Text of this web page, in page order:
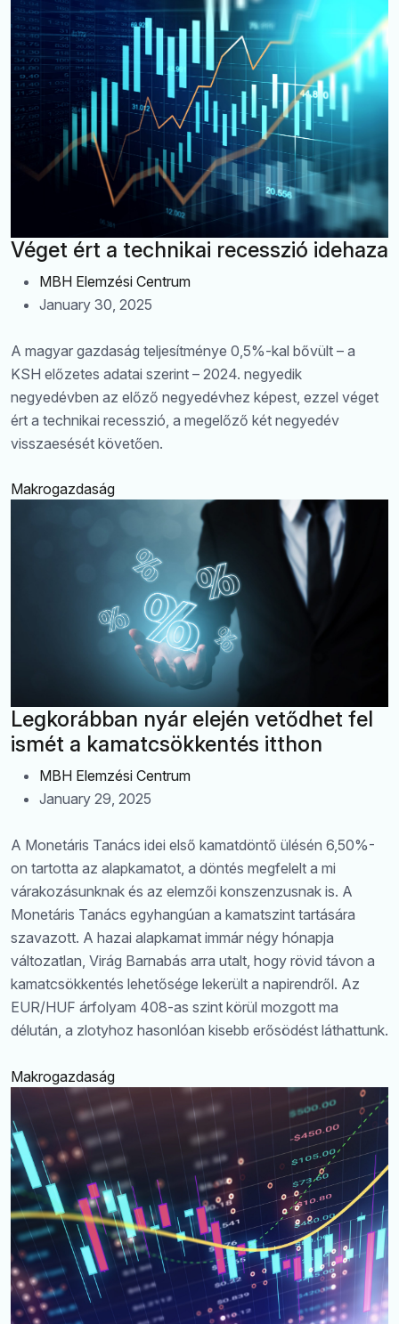
Véget ért a technikai recesszió idehaza
MBH Elemzési Centrum
January 30, 2025
A magyar gazdaság teljesítménye 0,5%-kal bővült – a
KSH előzetes adatai szerint – 2024. negyedik
negyedévben az előző negyedévhez képest, ezzel véget
ért a technikai recesszió, a megelőző két negyedév
visszaesését követően.
Makrogazdaság
Legkorábban nyár elején vetődhet fel
ismét a kamatcsökkentés itthon
MBH Elemzési Centrum
January 29, 2025
A Monetáris Tanács idei első kamatdöntő ülésén 6,50%-
on tartotta az alapkamatot, a döntés megfelelt a mi
várakozásunknak és az elemzői konszenzusnak is. A
Monetáris Tanács egyhangúan a kamatszint tartására
szavazott. A hazai alapkamat immár négy hónapja
változatlan, Virág Barnabás arra utalt, hogy rövid távon a
kamatcsökkentés lehetősége lekerült a napirendről. Az
EUR/HUF árfolyam 408-as szint körül mozgott ma
délután, a zlotyhoz hasonlóan kisebb erősödést láthattunk.
Makrogazdaság